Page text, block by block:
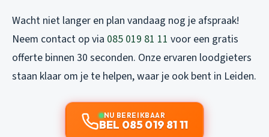
Wacht niet langer en plan vandaag nog je afspraak!
Neem contact op via 085 019 81 11 voor een gratis
offerte binnen 30 seconden. Onze ervaren loodgieters
staan klaar om je te helpen, waar je ook bent in Leiden.
NU BEREIKBAAR
BEL 085 019 81 11